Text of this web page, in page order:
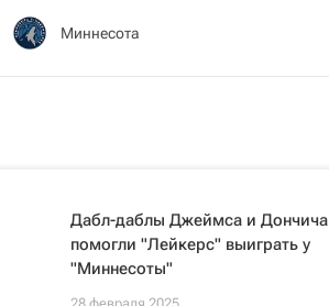
Миннесота
Дабл-даблы Джеймса и Дончича
помогли "Лейкерс" выиграть у
"Миннесоты"